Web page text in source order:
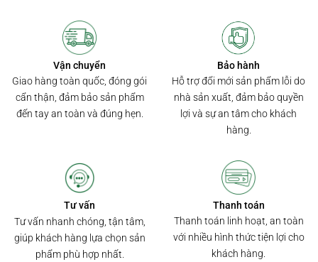
Vận chuyển
Giao hàng toàn quốc, đóng gói
cẩn thận, đảm bảo sản phẩm
đến tay an toàn và đúng hẹn.
Bảo hành
Hỗ trợ đổi mới sản phẩm lỗi do
nhà sản xuất, đảm bảo quyền
lợi và sự an tâm cho khách
hàng.
Tư vấn
Tư vấn nhanh chóng, tận tâm,
giúp khách hàng lựa chọn sản
phẩm phù hợp nhất.
Thanh toán
Thanh toán linh hoạt, an toàn
với nhiều hình thức tiện lợi cho
khách hàng.